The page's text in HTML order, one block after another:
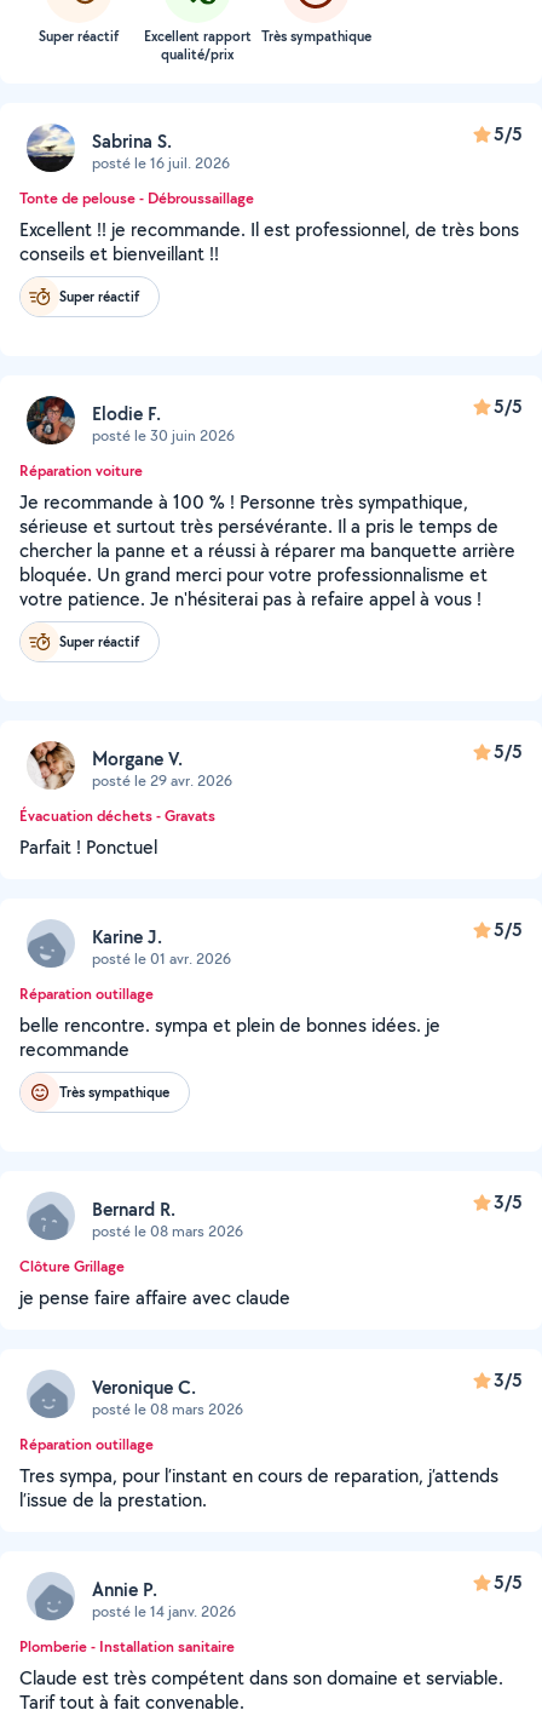
Super réactif
Excellent rapport
qualité/prix
Très sympathique
Sabrina S.
posté le 16 juil. 2026
5/5
Tonte de pelouse - Débroussaillage
Excellent !! je recommande. Il est professionnel, de très bons
conseils et bienveillant !!
Super réactif
Elodie F.
posté le 30 juin 2026
5/5
Réparation voiture
Je recommande à 100 % ! Personne très sympathique,
sérieuse et surtout très persévérante. Il a pris le temps de
chercher la panne et a réussi à réparer ma banquette arrière
bloquée. Un grand merci pour votre professionnalisme et
votre patience. Je n'hésiterai pas à refaire appel à vous !
Super réactif
Morgane V.
posté le 29 avr. 2026
5/5
Évacuation déchets - Gravats
Parfait ! Ponctuel
Karine J.
posté le 01 avr. 2026
5/5
Réparation outillage
belle rencontre. sympa et plein de bonnes idées. je
recommande
Très sympathique
Bernard R.
posté le 08 mars 2026
3/5
Clôture Grillage
je pense faire affaire avec claude
Veronique C.
posté le 08 mars 2026
3/5
Réparation outillage
Tres sympa, pour l’instant en cours de reparation, j’attends
l’issue de la prestation.
Annie P.
posté le 14 janv. 2026
5/5
Plomberie - Installation sanitaire
Claude est très compétent dans son domaine et serviable.
Tarif tout à fait convenable.